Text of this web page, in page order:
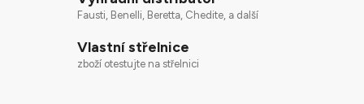
Fausti, Benelli, Beretta, Chedite, a další
Vlastní střelnice
zboží otestujte na střelnici